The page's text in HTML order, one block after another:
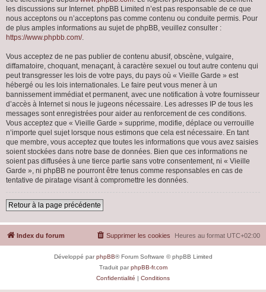
les discussions sur Internet. phpBB Limited n’est pas responsable de ce que
nous acceptons ou n’acceptons pas comme contenu ou conduite permis. Pour
de plus amples informations au sujet de phpBB, veuillez consulter :
https://www.phpbb.com/.
Vous acceptez de ne pas publier de contenu abusif, obscène, vulgaire,
diffamatoire, choquant, menaçant, à caractère sexuel ou tout autre contenu qui
peut transgresser les lois de votre pays, du pays où « Vieille Garde » est
hébergé ou les lois internationales. Le faire peut vous mener à un
bannissement immédiat et permanent, avec une notification à votre fournisseur
d’accès à Internet si nous le jugeons nécessaire. Les adresses IP de tous les
messages sont enregistrées pour aider au renforcement de ces conditions.
Vous acceptez que « Vieille Garde » supprime, modifie, déplace ou verrouille
n’importe quel sujet lorsque nous estimons que cela est nécessaire. En tant
que membre, vous acceptez que toutes les informations que vous avez saisies
soient stockées dans notre base de données. Bien que ces informations ne
soient pas diffusées à une tierce partie sans votre consentement, ni « Vieille
Garde », ni phpBB ne pourront être tenus comme responsables en cas de
tentative de piratage visant à compromettre les données.
Retour à la page précédente
Index du forum Heures au format UTC+02:00
Supprimer les cookies
Développé parphpBB® Forum Software © phpBB Limited
Traduit parphpBB-fr.com
Confidentialité | Conditions